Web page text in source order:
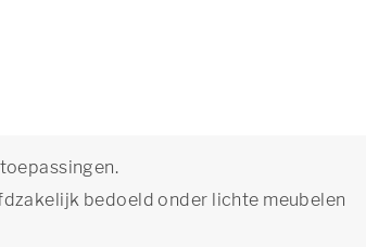
bedoeld onder lichte meubelen